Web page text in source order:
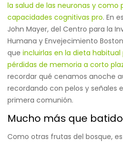
la salud de las neuronas y como
capacidades cognitivas pro. En
John Mayer, del Centro para la
Humana y Envejecimiento
que incluirlas en la dieta
pérdidas de memoria a corto
recordar qué cenamos anoche
recordando con pelos y señales
primera comunión.
Mucho más que
Como otras frutas del bosque,